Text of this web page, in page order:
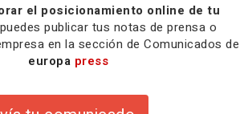
el posicionamiento online de tu
publicar tus notas de prensa o
en la sección de Comunicados de
europa press